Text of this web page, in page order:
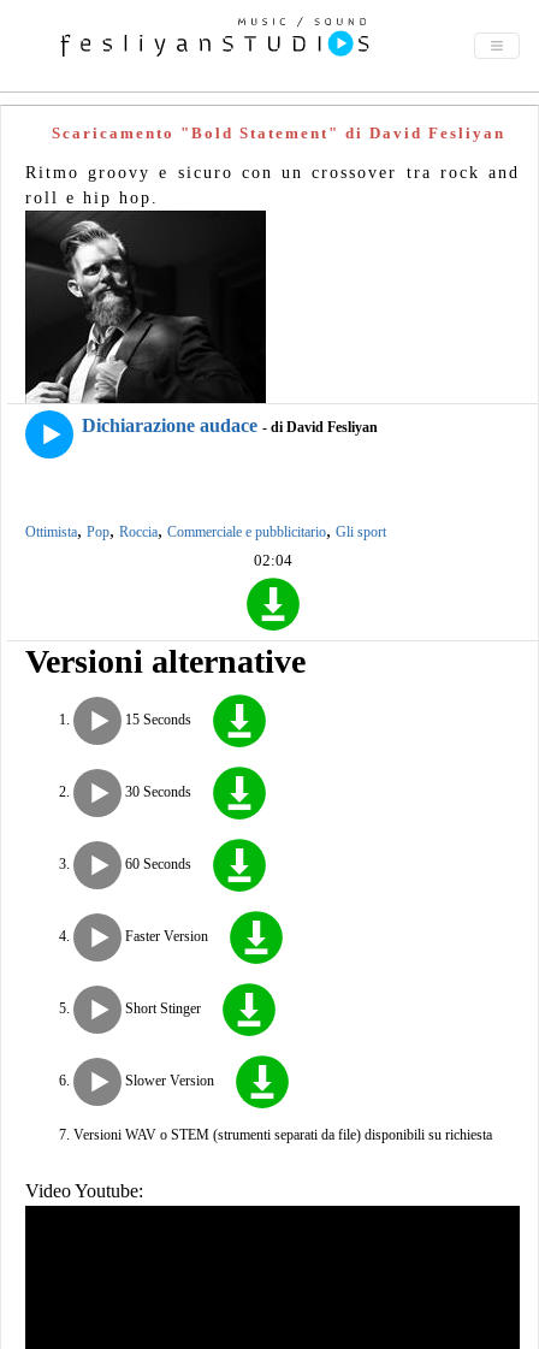
Scaricamento "Bold Statement" di David Fesliyan
Ritmo groovy e sicuro con un crossover tra rock and
roll e hip hop.
Dichiarazione audace - di David Fesliyan
Ottimista, Pop, Roccia, Commerciale e pubblicitario, Gli sport
02:04
Versioni alternative
15 Seconds
30 Seconds
60 Seconds
Faster Version
Short Stinger
Slower Version
Versioni WAV o STEM (strumenti separati da file) disponibili su richiesta
Video Youtube: